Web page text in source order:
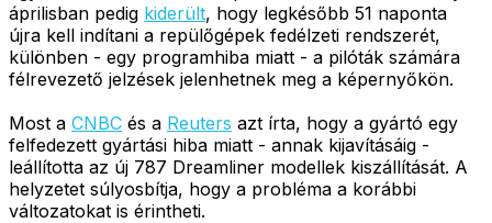
áprilisban pedig kiderült, hogy legkésőbb 51 naponta
újra kell indítani a repülőgépek fedélzeti rendszerét,
különben - egy programhiba miatt - a pilóták számára
félrevezető jelzések jelenhetnek meg a képernyőkön.
Most a CNBC és a Reuters azt írta, hogy a gyártó egy
felfedezett gyártási hiba miatt - annak kijavításáig -
leállította az új 787 Dreamliner modellek kiszállítását. A
helyzetet súlyosbítja, hogy a probléma a korábbi
változatokat is érintheti.